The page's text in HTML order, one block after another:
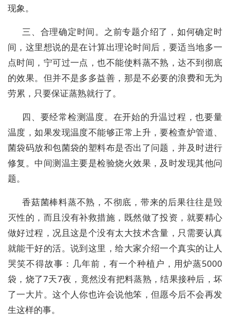
现象。
三、合理确定时间。之前专题介绍了，如何确定时
间，这里想说的是在计算出理论时间后，要适当地多一
点时间，宁可过一点，也不能使料蒸不熟，达不到彻底
的效果。但并不是多多益善，那是不必要的浪费和无为
劳累，只要保证蒸熟就行了。
四、要经常检测温度。在开始的升温过程，也要量
温度，如果发现温度不能够正常上升，要检查炉管道、
菌袋码放和包菌袋的塑料布是否出了问题，并及时进行
修复。中间测温主要是检验烧火效果，及时发现其他问
题。
香菇菌棒料蒸不熟，不彻底，带来的后果往往是毁
灭性的，而且没有补救措施，既然做了投资，就要精心
做好过程，况且这是个没有太大技术含量，只需要认真
就能干好的活。说到这里，给大家介绍一个真实的让人
哭笑不得故事：几年前，有一个种植户，用炉蒸5000
袋，烧了7天7夜，竟然没有把料蒸熟，结果接种后，坏
了一大片。这个人你也许会说他笨，但愿今后不会再发
生这样的事。